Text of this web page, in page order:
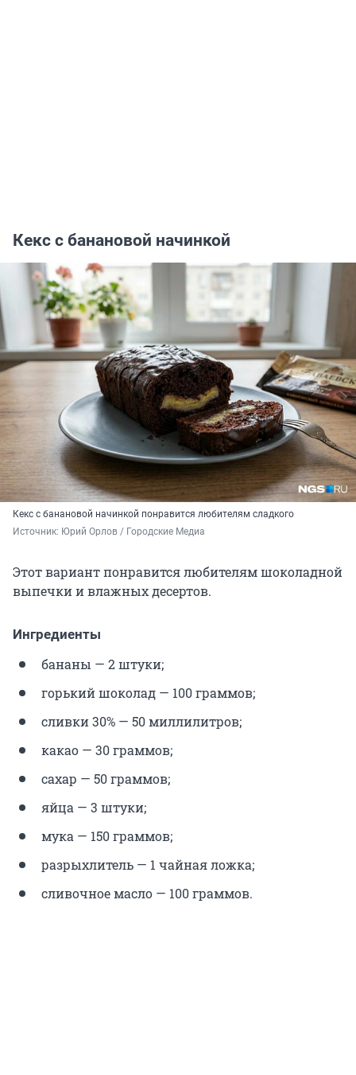
Кекс с банановой начинкой
Кекс с банановой начинкой понравится любителям сладкого
Источник: Юрий Орлов / Городские Медиа
Этот вариант понравится любителям шоколадной
выпечки и влажных десертов.
Ингредиенты
бананы — 2 штуки;
горький шоколад — 100 граммов;
сливки 30% — 50 миллилитров;
какао — 30 граммов;
сахар — 50 граммов;
яйца — 3 штуки;
мука — 150 граммов;
разрыхлитель — 1 чайная ложка;
сливочное масло — 100 граммов.